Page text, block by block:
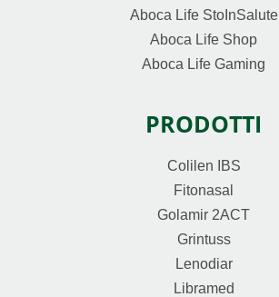
Aboca Life StoInSalute
Aboca Life Shop
Aboca Life Gaming
PRODOTTI
Colilen IBS
Fitonasal
Golamir 2ACT
Grintuss
Lenodiar
Libramed